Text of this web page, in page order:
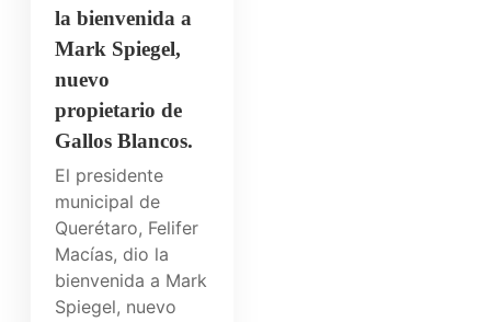
la bienvenida a
Mark Spiegel,
nuevo
propietario de
Gallos Blancos.
El presidente
municipal de
Querétaro, Felifer
Macías, dio la
bienvenida a Mark
Spiegel, nuevo